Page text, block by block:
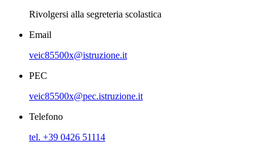
Rivolgersi alla segreteria scolastica
Email
veic85500x@istruzione.it
PEC
veic85500x@pec.istruzione.it
Telefono
tel. +39 0426 51114